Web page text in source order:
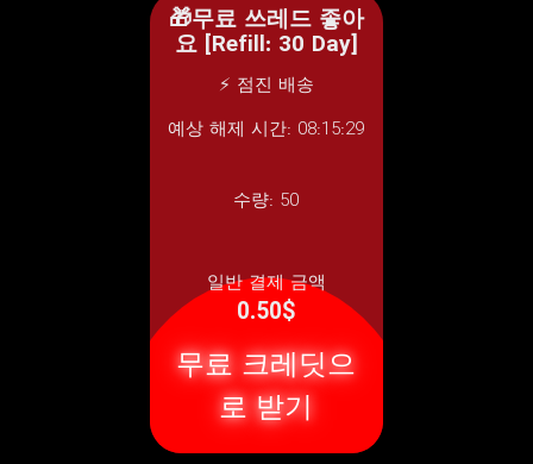
🎁무료 쓰레드 좋아
요 [Refill: 30 Day]
⚡ 점진 배송
예상 해제 시간: 08:15:29
수량: 50
일반 결제 금액
0.50$
무료 크레딧으
로 받기